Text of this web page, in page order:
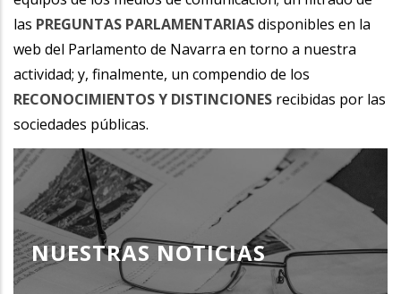
las PREGUNTAS PARLAMENTARIASdisponibles en la
web del Parlamento de Navarra en torno a nuestra
actividad; y, finalmente, un compendio de los
RECONOCIMIENTOS Y DISTINCIONES recibidas por las
sociedades públicas.
NUESTRAS NOTICIAS